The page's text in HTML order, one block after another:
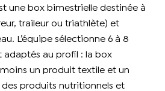
une box bimestrielle destinée à
traileur ou triathlète) et
L’équipe sélectionne 6 à 8
adaptés au profil : la box
un produit textile et un
des produits nutritionnels et